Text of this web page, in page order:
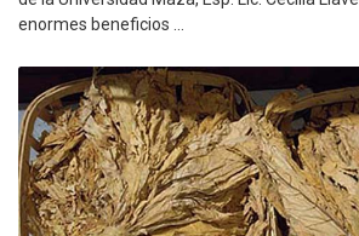
enormes beneficios ...